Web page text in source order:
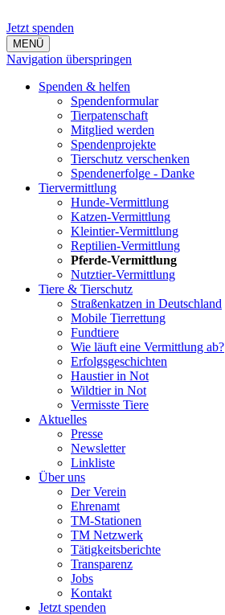
Jetzt spenden
MENÜ
Navigation überspringen
Spenden & helfen
Spendenformular
Tierpatenschaft
Mitglied werden
Spendenprojekte
Tierschutz verschenken
Spendenerfolge - Danke
Tiervermittlung
Hunde-Vermittlung
Katzen-Vermittlung
Kleintier-Vermittlung
Reptilien-Vermittlung
Pferde-Vermittlung
Nutztier-Vermittlung
Tiere & Tierschutz
Straßenkatzen in Deutschland
Mobile Tierrettung
Fundtiere
Wie läuft eine Vermittlung ab?
Erfolgsgeschichten
Haustier in Not
Wildtier in Not
Vermisste Tiere
Aktuelles
Presse
Newsletter
Linkliste
Über uns
Der Verein
Ehrenamt
TM-Stationen
TM Netzwerk
Tätigkeitsberichte
Transparenz
Jobs
Kontakt
Jetzt spenden